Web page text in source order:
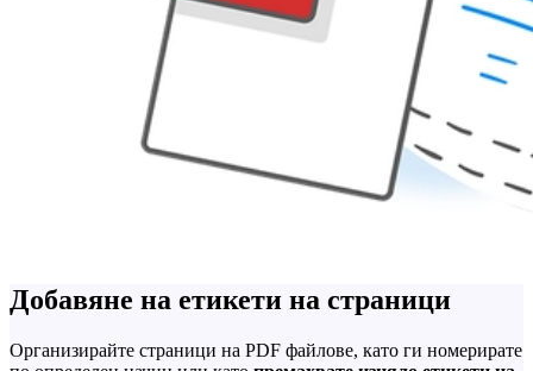
Добавяне на етикети на страници
Организирайте страници на PDF файлове, като ги номерирате